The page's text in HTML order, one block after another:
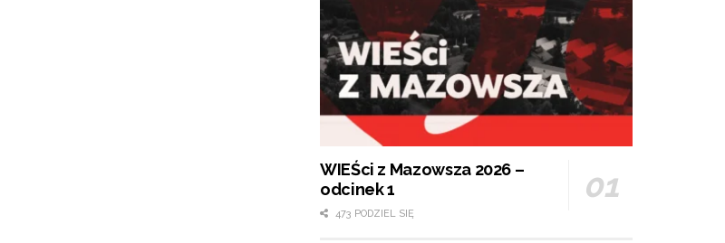
WIEŚci z Mazowsza 2026 –
odcinek 1
473 PODZIEL SIĘ